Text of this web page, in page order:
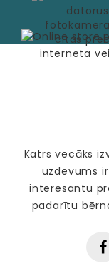
Katrs vecāks
uzdevums
interesantu
padarītu